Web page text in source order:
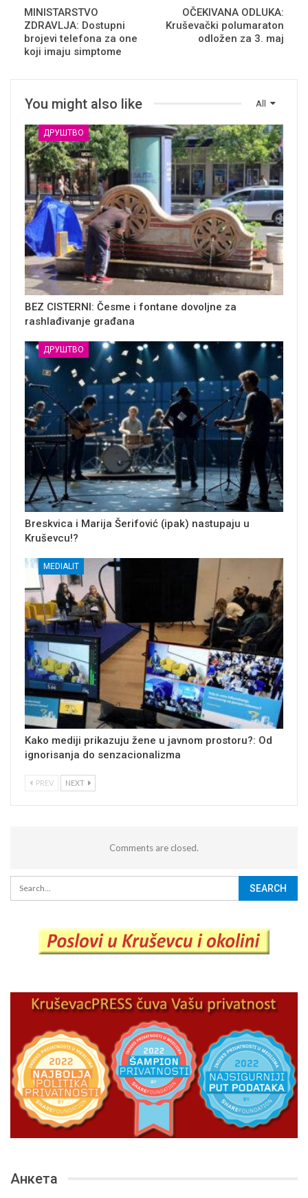
MINISTARSTVO
ZDRAVLJA: Dostupni
brojevi telefona za one
koji imaju simptome
OČEKIVANA ODLUKA:
Kruševački polumaraton
odložen za 3. maj
All
You might also like
ДРУШТВО
BEZ CISTERNI: Česme i fontane dovoljne za
rashlađivanje građana
ДРУШТВО
Breskvica i Marija Šerifović (ipak) nastupaju u
Kruševcu!?
MEDIALIT
Kako mediji prikazuju žene u javnom prostoru?: Od
ignorisanja do senzacionalizma
PREV NEXT
Comments are closed.
Анкета